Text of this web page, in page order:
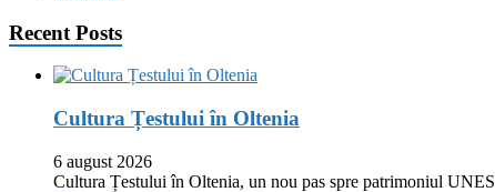
Recent Posts
Cultura Țestului în Oltenia
6 august 2026
Cultura Țestului în Oltenia, un nou pas spre patrimoniul